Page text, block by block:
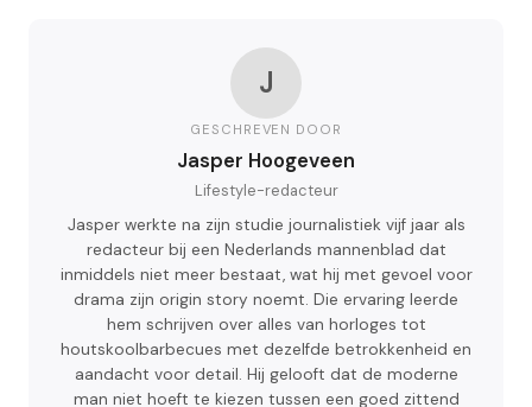
J
GESCHREVEN DOOR
Jasper Hoogeveen
Lifestyle-redacteur
Jasper werkte na zijn studie journalistiek vijf jaar als
redacteur bij een Nederlands mannenblad dat
inmiddels niet meer bestaat, wat hij met gevoel voor
drama zijn origin story noemt. Die ervaring leerde
hem schrijven over alles van horloges tot
houtskoolbarbecues met dezelfde betrokkenheid en
aandacht voor detail. Hij gelooft dat de moderne
man niet hoeft te kiezen tussen een goed zittend